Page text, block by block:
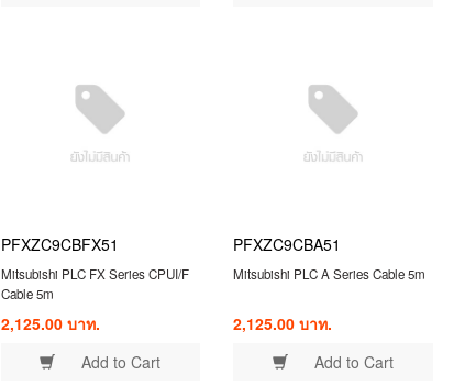
PFXZC9CBFX51
Mitsubishi PLC FX Series CPUI/F
Cable 5m
2,125.00 บาท.
Add to Cart
PFXZC9CBA51
Mitsubishi PLC A Series Cable 5m
2,125.00 บาท.
Add to Cart